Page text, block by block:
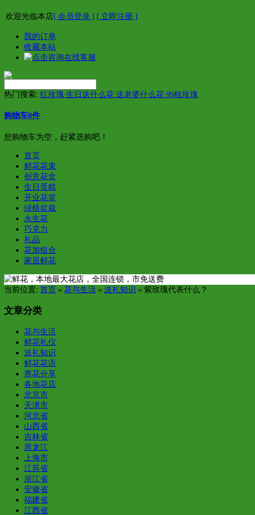
欢迎光临本店[ 会员登录 ] [ 立即注册 ]
我的订单
收藏本站
热门搜索: 红玫瑰 生日送什么花 送老婆什么花 99枝玫瑰
购物车0件
您购物车为空，赶紧选购吧！
首页
鲜花花束
创意花盒
生日蛋糕
开业花篮
绿植盆栽
永生花
巧克力
礼品
花加组合
家居鲜花
当前位置: 首页 > 花与生活 > 送礼知识 > 紫玫瑰代表什么？
文章分类
花与生活
鲜花礼仪
送礼知识
鲜花花语
养花分享
各地花店
北京市
天津市
河北省
山西省
吉林省
黑龙江
上海市
江苏省
浙江省
安徽省
福建省
江西省